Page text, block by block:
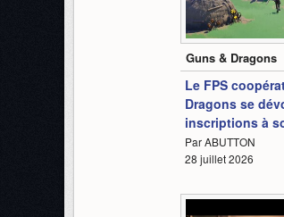
Guns & Dragons
Le FPS
Dragons se
inscriptions à
Par ABUTTON
28 juillet 2026